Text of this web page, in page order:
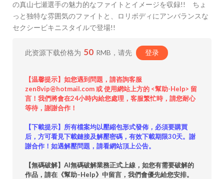
の真山七瀬選手の魅力的なファイトとイメージを収録!! ちょ
っと独特な雰囲気のファイトと、ロリボディにアンバランスな
セクシービキニスタイルで登場!!
此资源下载价格为 50 RMB，请先 登录
【温馨提示】如您遇到問題，請咨詢客服
zen8vip@hotmail.com 或 使用網站上方的 <幫助-Help> 留
言！我們將會在24小時內給您處理，客服繁忙時，請您耐心
等待，謝謝合作！
【下載提示】所有檔案均以壓縮包形式發佈，必須要購買
后，方可看見下載鏈接及解壓密碼，有效下載期限30天。謝
謝合作！如遇解壓問題，請看網站頂上公告。
【無碼破解】AI無碼破解業務正式上線，如您有需要破解的
作品，請在《幫助–Help》中留言，我們會優先給您安排。